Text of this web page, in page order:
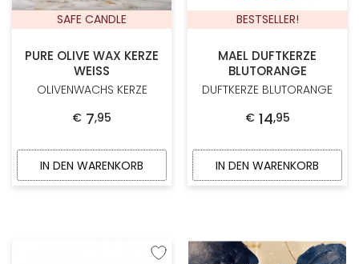
SAFE CANDLE
PURE OLIVE WAX KERZE
WEISS
OLIVENWACHS KERZE
€ 7,95
IN DEN WARENKORB
BESTSELLER!
MAEL DUFTKERZE
BLUTORANGE
DUFTKERZE BLUTORANGE
€ 14,95
IN DEN WARENKORB